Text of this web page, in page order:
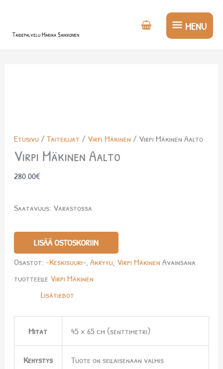
Taidepalvelu Marika Saikkonen
MENU
MENU
Etusivu/ Taiteilijat / Virpi Mäkinen / Virpi Mäkinen Aalto
Virpi Mäkinen Aalto
280.00€
Saatavuus: Varastossa
LISÄÄ OSTOSKORIIN
Osastot: -Keskisuuri-, Akryyli, Virpi Mäkinen Avainsana
tuotteelle Virpi Mäkinen
Lisätiedot
Mitat 45 × 65 cm (senttimetri)
Kehystys
Tuote on sellaisenaan valmis